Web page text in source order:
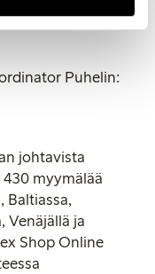
Puhelin:
johtavista
myymälää
Baltiassa,
Venäjällä ja
Shop Online